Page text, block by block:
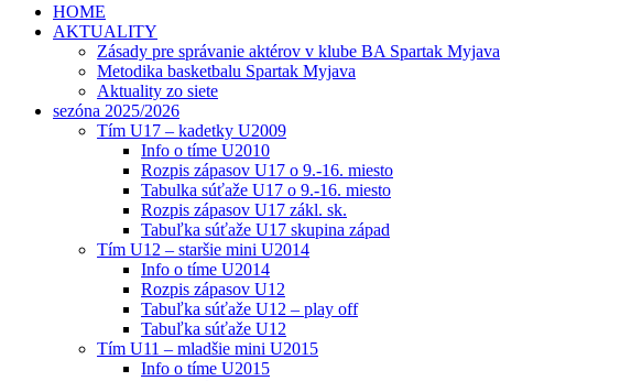
HOME
AKTUALITY
Zásady pre správanie aktérov v klube BA Spartak Myjava
Metodika basketbalu Spartak Myjava
Aktuality zo siete
sezóna 2025/2026
Tím U17 – kadetky U2009
Info o tíme U2010
Rozpis zápasov U17 o 9.-16. miesto
Tabulka súťaže U17 o 9.-16. miesto
Rozpis zápasov U17 zákl. sk.
Tabuľka súťaže U17 skupina západ
Tím U12 – staršie mini U2014
Info o tíme U2014
Rozpis zápasov U12
Tabuľka súťaže U12 – play off
Tabuľka súťaže U12
Tím U11 – mladšie mini U2015
Info o tíme U2015